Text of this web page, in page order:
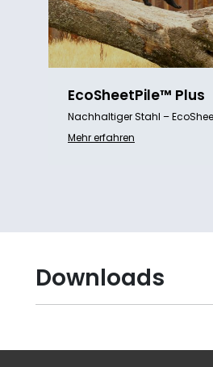
EcoSheetPile™ Plus
Nachhaltiger Stahl –
Mehr erfahren
Downloads